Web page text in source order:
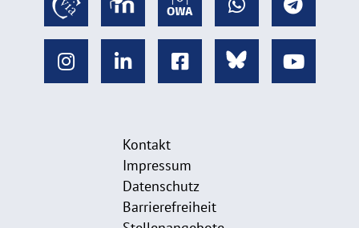
Kontakt
Impressum
Datenschutz
Barrierefreiheit